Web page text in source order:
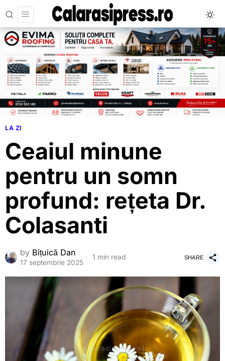
LA ZI
Ceaiul minune
pentru un somn
profund: rețeta Dr.
Colasanti
by Bițuică Dan
17 septembrie 2025
1 min read SHARE